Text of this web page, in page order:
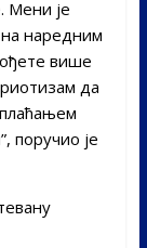
Мени је
наредним
више
да
поручио је